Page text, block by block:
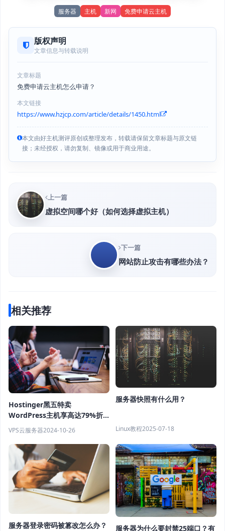
服务器 主机 新网 免费申请云主机
版权声明
文章信息与转载说明
文章标题
免费申请云主机怎么申请？
本文链接
https://www.hzjcp.com/article/details/1450.html
本文由好主机测评原创或整理发布，转载请保留文章标题与原文链
接；未经授权，请勿复制、镜像或用于商业用途。
上一篇
虚拟空间哪个好（如何选择虚拟主机）
下一篇
网站防止攻击有哪些办法？
相关推荐
Hostinger黑五特卖
WordPress主机享高达79%折
扣 仅$2.49/月+3个月免费赠期
VPS云服务器2024-10-26
服务器快照有什么用？
Linux教程2025-07-18
服务器登录密码被篡改怎么办？
服务器为什么要封禁25端口？有